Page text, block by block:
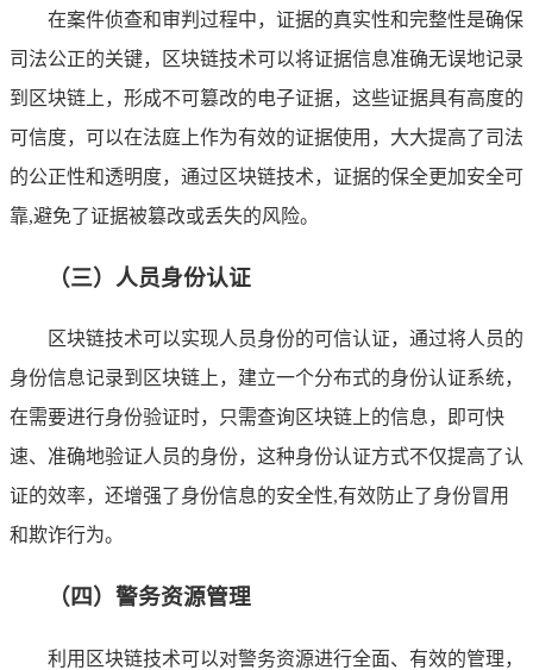
在案件侦查和审判过程中，证据的真实性和完整性是确保
司法公正的关键，区块链技术可以将证据信息准确无误地记录
到区块链上，形成不可篡改的电子证据，这些证据具有高度的
可信度，可以在法庭上作为有效的证据使用，大大提高了司法
的公正性和透明度，通过区块链技术，证据的保全更加安全可
靠,避免了证据被篡改或丢失的风险。
（三）人员身份认证
区块链技术可以实现人员身份的可信认证，通过将人员的
身份信息记录到区块链上，建立一个分布式的身份认证系统，
在需要进行身份验证时，只需查询区块链上的信息，即可快
速、准确地验证人员的身份，这种身份认证方式不仅提高了认
证的效率，还增强了身份信息的安全性,有效防止了身份冒用
和欺诈行为。
（四）警务资源管理
利用区块链技术可以对警务资源进行全面、有效的管理，